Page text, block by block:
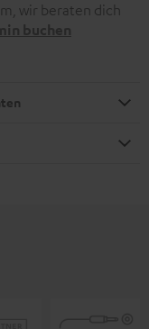
wir beraten dich
buchen